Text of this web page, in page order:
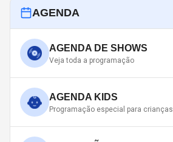
AGENDA
AGENDA DE SHOWS
Veja toda a programação
AGENDA KIDS
Programação especial para crianças